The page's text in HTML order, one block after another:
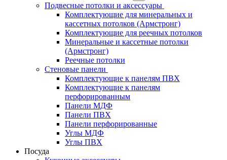
Подвесные потолки и аксессуары
Комплектующие для минеральных и
кассетных потолков (Армстронг)
Комплектующие для реечных потолков
Минеральные и кассетные потолки
(Армстронг)
Реечные потолки
Стеновые панели
Комплектующие к панелям ПВХ
Комплектующие к панелям
перфорированным
Панели МДФ
Панели ПВХ
Панели перфорированные
Углы МДФ
Углы ПВХ
Посуда